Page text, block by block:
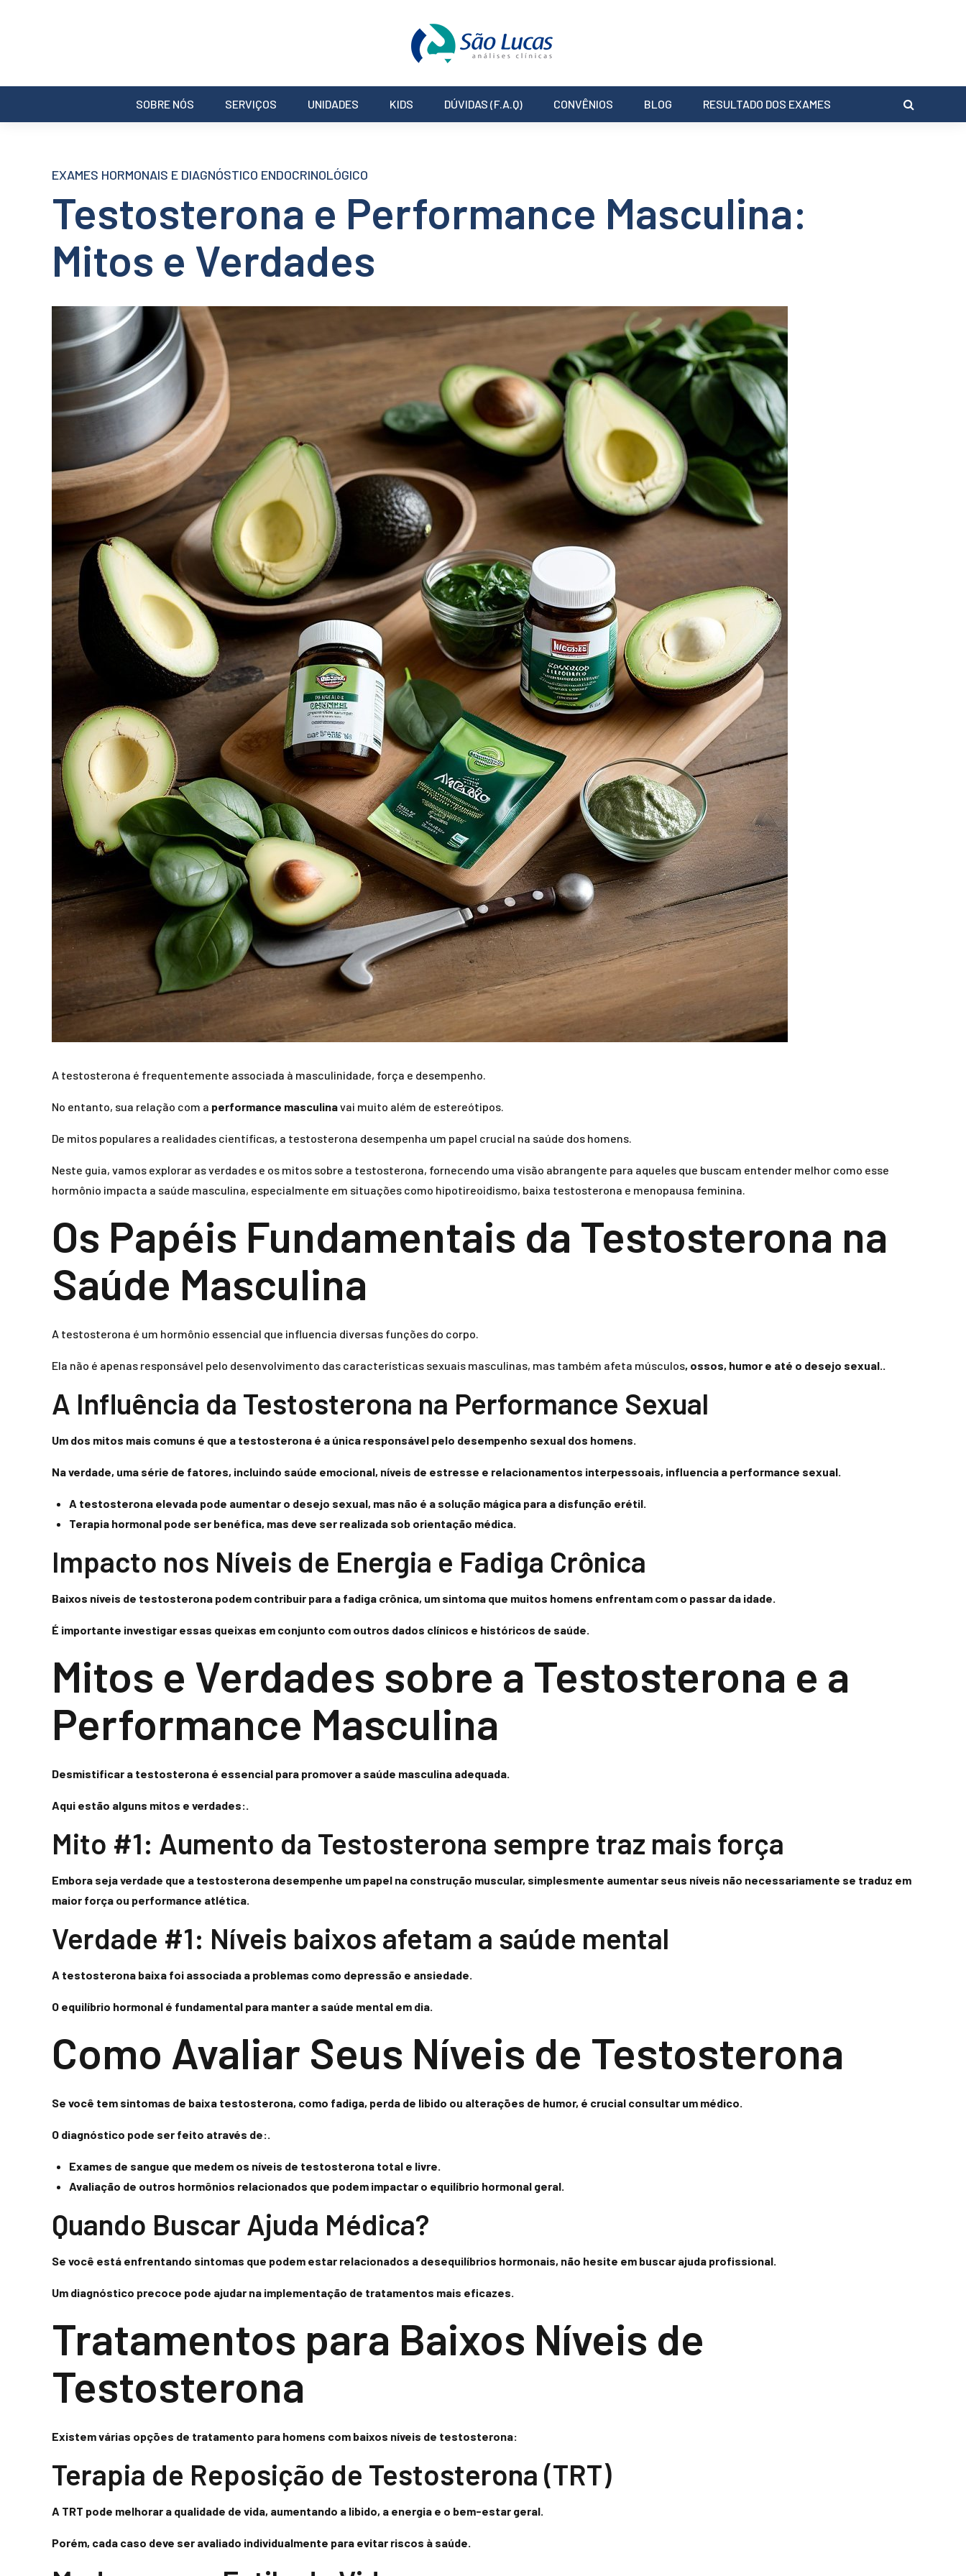
SOBRE NÓS SERVIÇOS UNIDADES KIDS DÚVIDAS (F.A.Q) CONVÊNIOS BLOG RESULTADO DOS EXAMES
EXAMES HORMONAIS E DIAGNÓSTICO ENDOCRINOLÓGICO
Testosterona e Performance Masculina:
Mitos e Verdades
A testosterona é frequentemente associada à masculinidade, força e desempenho.
No entanto, sua relação com a performance masculinavai muito além de estereótipos.
De mitos populares a realidades científicas, a testosterona desempenha um papel crucial na saúde dos homens.
Neste guia, vamos explorar as verdades e os mitos sobre a testosterona, fornecendo uma visão abrangente para aqueles que buscam entender melhor como esse
hormônio impacta a saúde masculina, especialmente em situações como hipotireoidismo, baixa testosterona e menopausa feminina.
Os Papéis Fundamentais da Testosterona na
Saúde Masculina
A testosterona é um hormônio essencial que influencia diversas funções do corpo.
Ela não é apenas responsável pelo desenvolvimento das características sexuais masculinas, mas também afeta músculos, ossos, humor e até o desejo sexual..
A Influência da Testosterona na Performance Sexual
Um dos mitos mais comuns é que a testosterona é a única responsável pelo desempenho sexual dos homens.
Na verdade, uma série de fatores, incluindo saúde emocional, níveis de estresse e relacionamentos interpessoais, influencia a performance sexual.
A testosterona elevada pode aumentar o desejo sexual, mas não é a solução mágica para a disfunção erétil.
Terapia hormonal pode ser benéfica, mas deve ser realizada sob orientação médica.
Impacto nos Níveis de Energia e Fadiga Crônica
Baixos níveis de testosterona podem contribuir para a fadiga crônica, um sintoma que muitos homens enfrentam com o passar da idade.
É importante investigar essas queixas em conjunto com outros dados clínicos e históricos de saúde.
Mitos e Verdades sobre a Testosterona e a
Performance Masculina
Desmistificar a testosterona é essencial para promover a saúde masculina adequada.
Aqui estão alguns mitos e verdades:.
Mito #1: Aumento da Testosterona sempre traz mais força
Embora seja verdade que a testosterona desempenhe um papel na construção muscular, simplesmente aumentar seus níveis não necessariamente se traduz em
maior força ou performance atlética.
Verdade #1: Níveis baixos afetam a saúde mental
A testosterona baixa foi associada a problemas como depressão e ansiedade.
O equilíbrio hormonal é fundamental para manter a saúde mental em dia.
Como Avaliar Seus Níveis de Testosterona
Se você tem sintomas de baixa testosterona, como fadiga, perda de libido ou alterações de humor, é crucial consultar um médico.
O diagnóstico pode ser feito através de:.
Exames de sangue que medem os níveis de testosterona total e livre.
Avaliação de outros hormônios relacionados que podem impactar o equilíbrio hormonal geral.
Quando Buscar Ajuda Médica?
Se você está enfrentando sintomas que podem estar relacionados a desequilíbrios hormonais, não hesite em buscar ajuda profissional.
Um diagnóstico precoce pode ajudar na implementação de tratamentos mais eficazes.
Tratamentos para Baixos Níveis de
Testosterona
Existem várias opções de tratamento para homens com baixos níveis de testosterona:
Terapia de Reposição de Testosterona (TRT)
A TRT pode melhorar a qualidade de vida, aumentando a libido, a energia e o bem-estar geral.
Porém, cada caso deve ser avaliado individualmente para evitar riscos à saúde.